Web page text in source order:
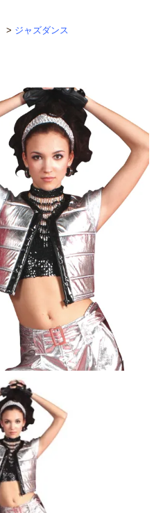
> ジャズダンス